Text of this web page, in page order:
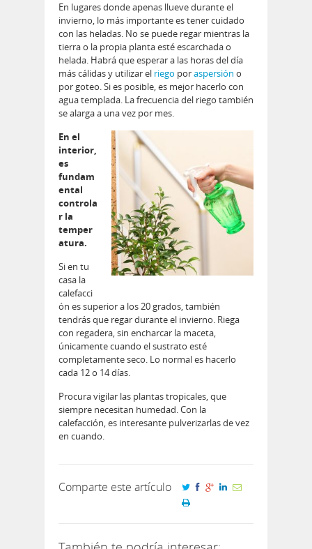
En lugares donde apenas llueve durante el
invierno, lo más importante es tener cuidado
con las heladas. No se puede regar mientras la
tierra o la propia planta esté escarchada o
helada. Habrá que esperar a las horas del día
más cálidas y utilizar el riego poraspersión o
por goteo. Si es posible, es mejor hacerlo con
agua templada. La frecuencia del riego también
se alarga a una vez por mes.
En el
interior,
es
fundam
ental
controla
r la
temper
atura.
Si en tu
casa la
calefacci
ón es superior a los 20 grados, también
tendrás que regar durante el invierno. Riega
con regadera, sin encharcar la maceta,
únicamente cuando el sustrato esté
completamente seco. Lo normal es hacerlo
cada 12 o 14 días.
Procura vigilar las plantas tropicales, que
siempre necesitan humedad. Con la
calefacción, es interesante pulverizarlas de vez
en cuando.
Comparte este artículo